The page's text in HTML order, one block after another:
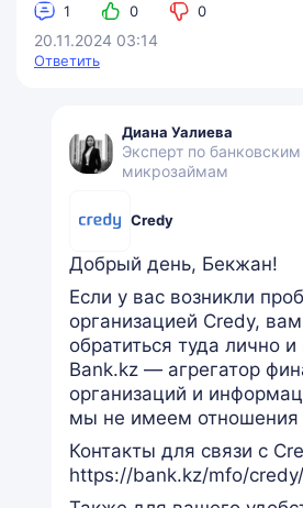
1 0 0
20.11.2024 03:14
Ответить
Диана Уалиева
Эксперт по
микрозаймам
Credy
Добрый день, Бекжан!
Если у вас возникли
организацией Credy,
обратиться туда лично
Bank.kz — агрегатор
организаций и
мы не имеем отношения
Контакты для связи с
https://bank.kz/mfo/